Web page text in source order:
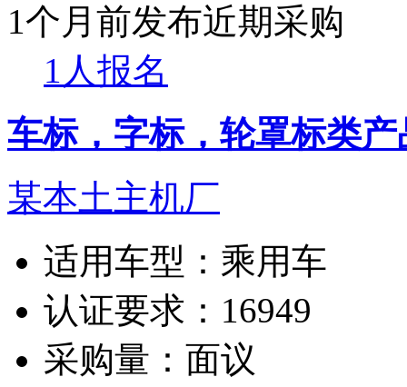
1个月前发布近期采购
1人报名
车标，字标，轮罩标类产
某本土主机厂
适用车型： 乘用车
认证要求： 16949
采购量： 面议